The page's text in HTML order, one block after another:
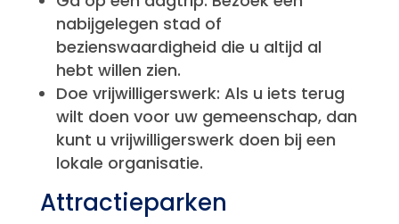
nabijgelegen stad of
bezienswaardigheid die u altijd al
hebt willen zien.
Doe vrijwilligerswerk: Als u iets terug
wilt doen voor uw gemeenschap, dan
kunt u vrijwilligerswerk doen bij een
lokale organisatie.
Attractieparken